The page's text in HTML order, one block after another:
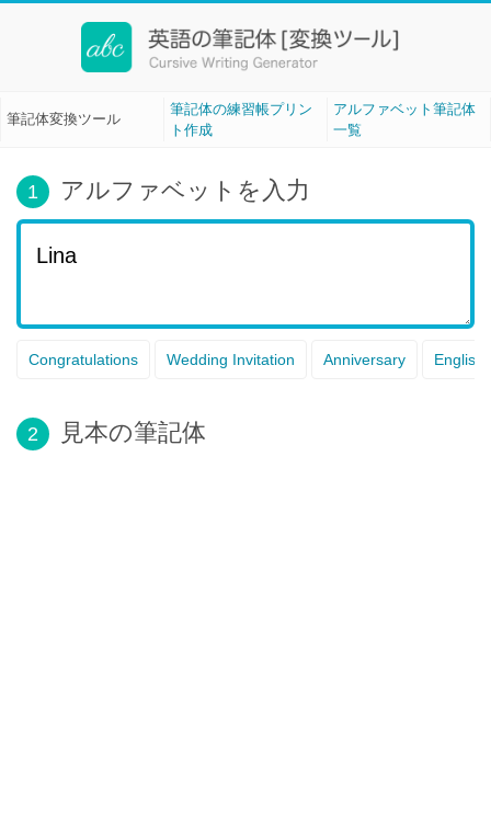
筆記体変換ツール[Cursive Writing]
筆記体変換ツール
筆記体の練習帳プリン
ト作成
アルファベット筆記体
一覧
1 アルファベットを入力
Congratulations Wedding Invitation Anniversary English
2 見本の筆記体